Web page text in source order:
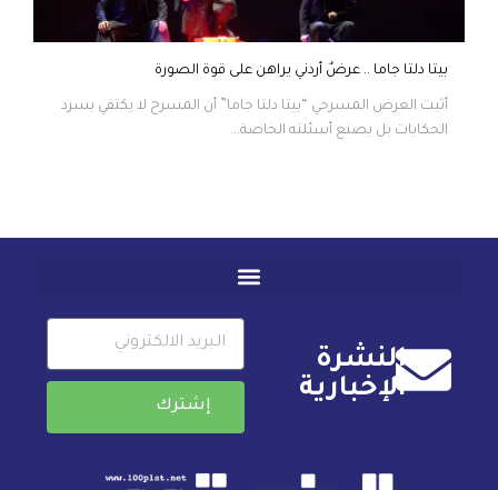
بيتا دلتا جاما .. عرضٌ أردني يراهن على قوة الصورة
أثبت العرض المسرحي “بيتا دلتا جاما” أن المسرح لا يكتفي بسرد
الحكايات بل يصنع أسئلته الخاصة...
النشرة
الإخبارية
إشترك